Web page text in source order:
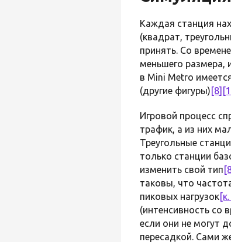
Каждая станция
(квадрат,
принять. Со
меньшего размера,
в Mini Metro
(другие фигуры) [8]
Игровой процесс
трафик, а из них
Треугольные
только станции
изменить свой тип
таковы, что
пиковых нагрузок
(интенсивность со
если они не могут
пересадкой. Сами